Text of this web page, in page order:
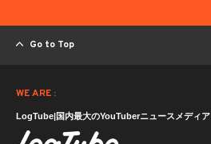
Go to Top
WE ARE :
LogTube|国内最大のYouTuberニュースメディア